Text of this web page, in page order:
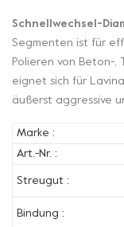
Schnellwechsel-
Segmenten ist für
Polieren von Beton-,
eignet sich für
äußerst aggressive
Marke :
Art.-Nr. :
Streugut :
Bindung :